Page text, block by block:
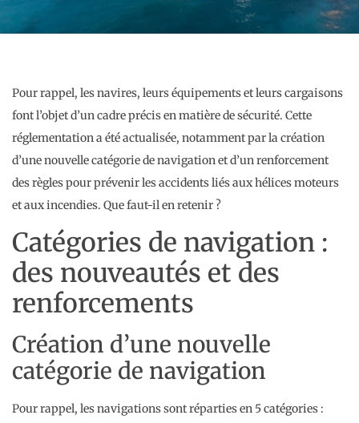
Pour rappel, les navires, leurs équipements et leurs cargaisons
font l’objet d’un cadre précis en matière de sécurité. Cette
réglementation a été actualisée, notamment par la création
d’une nouvelle catégorie de navigation et d’un renforcement
des règles pour prévenir les accidents liés aux hélices moteurs
et aux incendies. Que faut-il en retenir ?
Catégories de navigation :
des nouveautés et des
renforcements
Création d’une nouvelle
catégorie de navigation
Pour rappel, les navigations sont réparties en 5 catégories :